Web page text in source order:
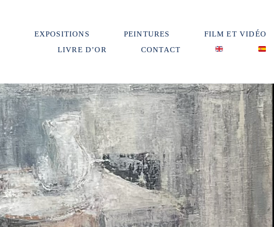
EXPOSITIONS PEINTURES
FILM ET VIDÉO
LIVRE D’OR
CONTACT